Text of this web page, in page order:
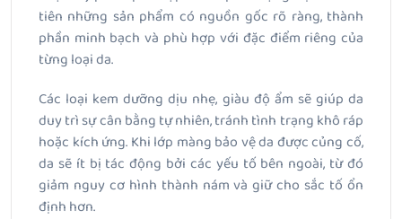
tiên những sản phẩm có nguồn gốc rõ ràng, thành
phần minh bạch và phù hợp với đặc điểm riêng của
từng loại da.
Các loại kem dưỡng dịu nhẹ, giàu độ ẩm sẽ giúp da
duy trì sự cân bằng tự nhiên, tránh tình trạng khô ráp
hoặc kích ứng. Khi lớp màng bảo vệ da được củng cố,
da sẽ ít bị tác động bởi các yếu tố bên ngoài, từ đó
giảm nguy cơ hình thành nám và giữ cho sắc tố ổn
định hơn.